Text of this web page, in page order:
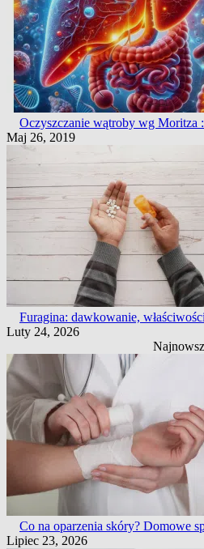
Oczyszczanie wątroby wg Moritza
Maj 26, 2019
Furagina: dawkowanie,
Luty 24, 2026
Co na oparzenia skóry? Domowe
Lipiec 23, 2026